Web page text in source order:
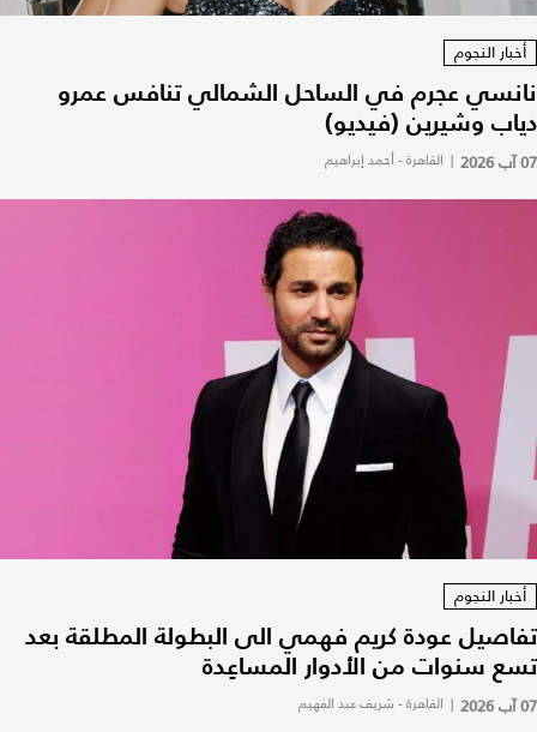
النجوم
عجرم في الساحل الشمالي تنافس عمرو
وشيرين (فيديو)
| القاهرة - أحمد إبراهيم
النجوم
عودة كريم فهمي الى البطولة المطلقة بعد
سنوات من الأدوار المساعِدة
| القاهرة - شريف عبد الفهيم